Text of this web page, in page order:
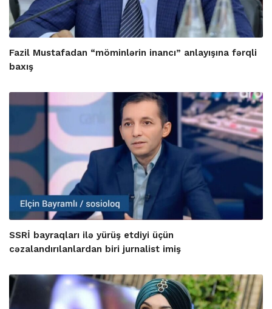
Fazil Mustafadan “möminlərin inancı” anlayışına fərqli
baxış
SSRİ bayraqları ilə yürüş etdiyi üçün
cəzalandırılanlardan biri jurnalist imiş